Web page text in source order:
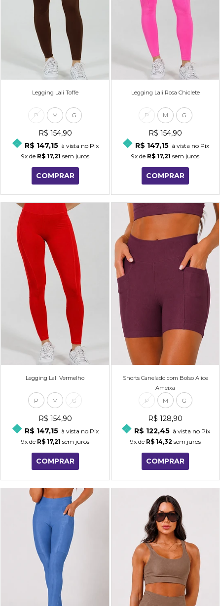
Legging Lali Toffe
P M G
R$ 154,90
R$ 147,15 à vista no Pix
9xde R$ 17,21 sem juros
COMPRAR
Legging Lali Rosa Chiclete
P M G
R$ 154,90
R$ 147,15 à vista no Pix
9x de R$ 17,21 sem juros
COMPRAR
Legging Lali Vermelho
P M G
R$ 154,90
R$ 147,15 à vista no Pix
9xde R$ 17,21 sem juros
COMPRAR
Shorts Canelado com Bolso Alice
Ameixa
P M G
R$ 128,90
R$ 122,45 à vista no Pix
9xde R$ 14,32 sem juros
COMPRAR